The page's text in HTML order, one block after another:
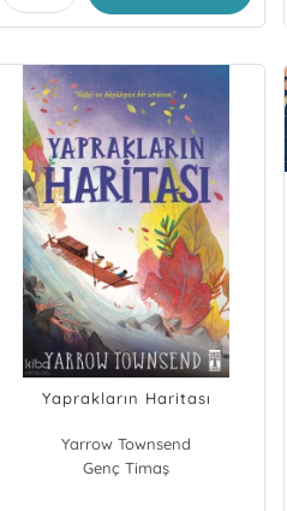
Yaprakların Haritası
Yarrow Townsend
Genç Timaş